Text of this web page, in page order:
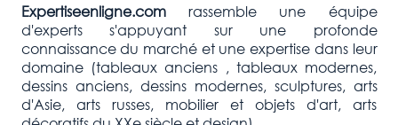
Expertiseenligne.comrassemble une équipe
d'experts s'appuyant sur une profonde
connaissance du marché et une expertise dans leur
domaine (tableaux anciens , tableaux modernes,
dessins anciens, dessins modernes, sculptures, arts
d'Asie, arts russes, mobilier et objets d'art, arts